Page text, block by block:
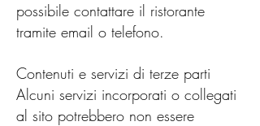
possibile contattare il ristorante
tramite email o telefono.
Contenuti e servizi di terze parti
Alcuni servizi incorporati o collegati
al sito potrebbero non essere